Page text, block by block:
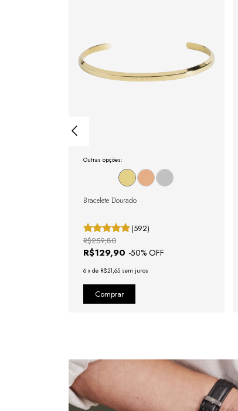
Outras opções:
Bracelete Dourado
(592)
R$129,90 -50% OFF
R$259,80
6 x de R$21,65 sem juros